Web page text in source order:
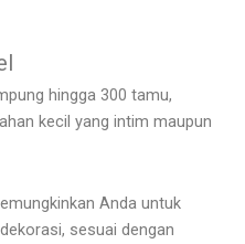
hingga 300 tamu,
kecil yang intim maupun
Anda untuk
sesuai dengan